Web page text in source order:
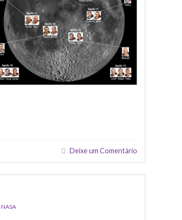
Deixe um Comentário
NASA